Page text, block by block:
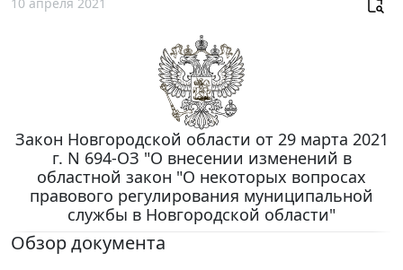
Закон Новгородской области от 29 марта 2021
г. N 694-ОЗ "О внесении изменений в
областной закон "О некоторых вопросах
правового регулирования муниципальной
службы в Новгородской области"
Обзор документа